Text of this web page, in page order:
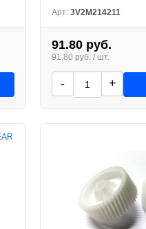
Арт: 3V2M214211
91.80 руб.
91.80 руб. / шт.
- +